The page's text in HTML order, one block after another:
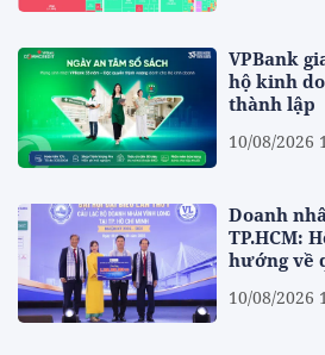
VPBank
hộ kinh
thành lập
10/08/2026
Doanh
TP.HCM:
hướng về
10/08/2026